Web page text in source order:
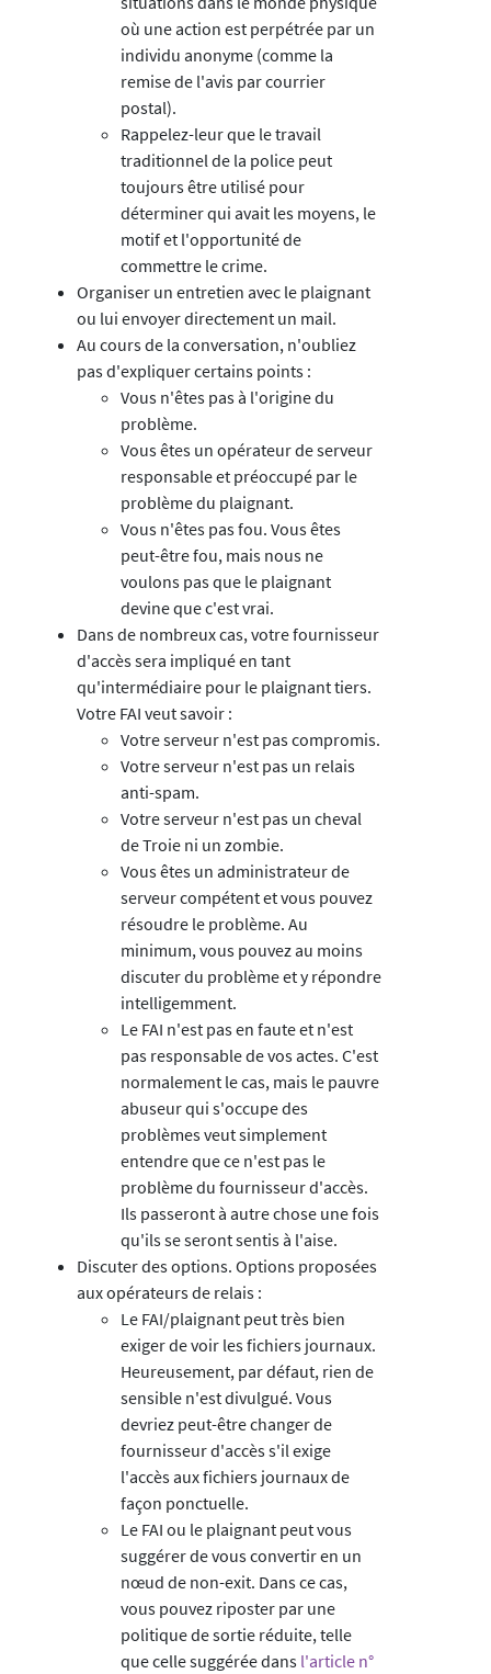
où une action est perpétrée par un
individu anonyme (comme la
remise de l'avis par courrier
postal).
Rappelez-leur que le travail
traditionnel de la police peut
toujours être utilisé pour
déterminer qui avait les moyens, le
motif et l'opportunité de
commettre le crime.
Organiser un entretien avec le plaignant
ou lui envoyer directement un mail.
Au cours de la conversation, n'oubliez
pas d'expliquer certains points :
Vous n'êtes pas à l'origine du
problème.
Vous êtes un opérateur de serveur
responsable et préoccupé par le
problème du plaignant.
Vous n'êtes pas fou. Vous êtes
peut-être fou, mais nous ne
voulons pas que le plaignant
devine que c'est vrai.
Dans de nombreux cas, votre fournisseur
d'accès sera impliqué en tant
qu'intermédiaire pour le plaignant tiers.
Votre FAI veut savoir :
Votre serveur n'est pas compromis.
Votre serveur n'est pas un relais
anti-spam.
Votre serveur n'est pas un cheval
de Troie ni un zombie.
Vous êtes un administrateur de
serveur compétent et vous pouvez
résoudre le problème. Au
minimum, vous pouvez au moins
discuter du problème et y répondre
intelligemment.
Le FAI n'est pas en faute et n'est
pas responsable de vos actes. C'est
normalement le cas, mais le pauvre
abuseur qui s'occupe des
problèmes veut simplement
entendre que ce n'est pas le
problème du fournisseur d'accès.
Ils passeront à autre chose une fois
qu'ils se seront sentis à l'aise.
Discuter des options. Options proposées
aux opérateurs de relais :
Le FAI/plaignant peut très bien
exiger de voir les fichiers journaux.
Heureusement, par défaut, rien de
sensible n'est divulgué. Vous
devriez peut-être changer de
fournisseur d'accès s'il exige
l'accès aux fichiers journaux de
façon ponctuelle.
Le FAI ou le plaignant peut vous
suggérer de vous convertir en un
nœud de non-exit. Dans ce cas,
vous pouvez riposter par une
politique de sortie réduite, telle
que celle suggérée dans l'article n°